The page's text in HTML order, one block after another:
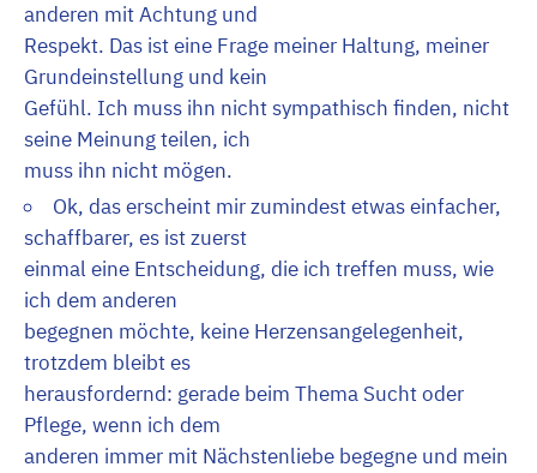
anderen mit Achtung und
Respekt. Das ist eine Frage meiner Haltung, meiner
Grundeinstellung und kein
Gefühl. Ich muss ihn nicht sympathisch finden, nicht
seine Meinung teilen, ich
muss ihn nicht mögen.
Ok, das erscheint mir zumindest etwas einfacher,
schaffbarer, es ist zuerst
einmal eine Entscheidung, die ich treffen muss, wie
ich dem anderen
begegnen möchte, keine Herzensangelegenheit,
trotzdem bleibt es
herausfordernd: gerade beim Thema Sucht oder
Pflege, wenn ich dem
anderen immer mit Nächstenliebe begegne und mein